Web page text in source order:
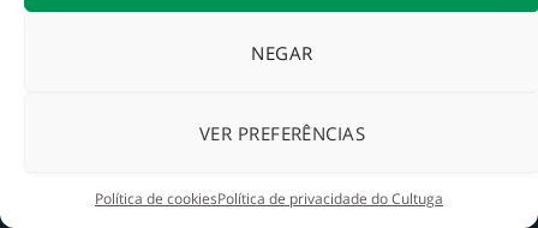
NEGAR
VER PREFERÊNCIAS
Política de cookiesPolítica de privacidade do Cultuga